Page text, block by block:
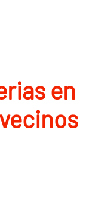
en